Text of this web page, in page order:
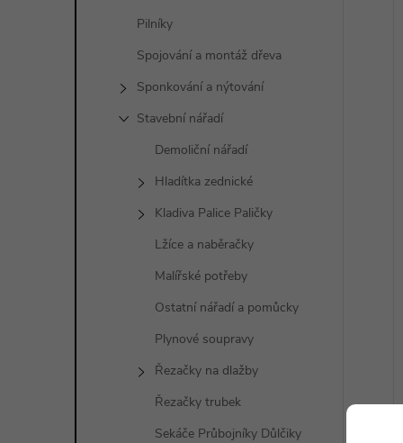
Pilníky
Spojování a montáž dřeva
Sponkování a nýtování
Stavební nářadí
Demoliční nářadí
Hladítka zednické
Kladiva Palice Paličky
Lžíce a naběračky
Malířské potřeby
Ostatní nářadí a pomůcky
Plynové soupravy
Řezačky na dlažby
Řezačky trubek
Sekáče Průbojníky Důlčiky